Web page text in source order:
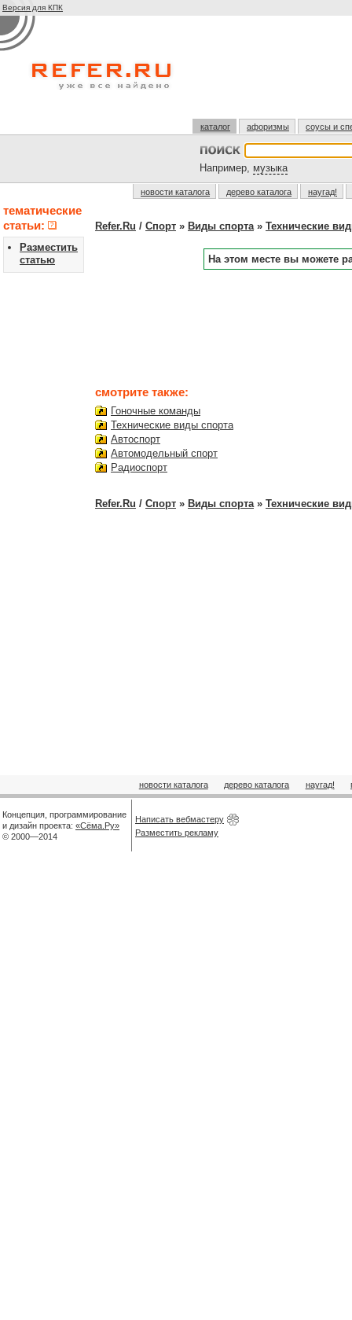
Версия для КПК
каталог афоризмы соусы и
Например, музыка
новости каталога дерево каталога наугад!
тематические
статьи:
Разместить
статью
Refer.Ru / Спорт » Виды спорта» Технические
На этом месте вы можете
смотрите также:
Гоночные команды
Технические виды спорта
Автоспорт
Автомодельный спорт
Радиоспорт
Refer.Ru / Спорт » Виды спорта » Технические
новости каталога дерево каталога наугад!
Концепция, программирование
и дизайн проекта: «Сёма.Ру»
© 2000—2014
Написать вебмастеру
Разместить рекламу